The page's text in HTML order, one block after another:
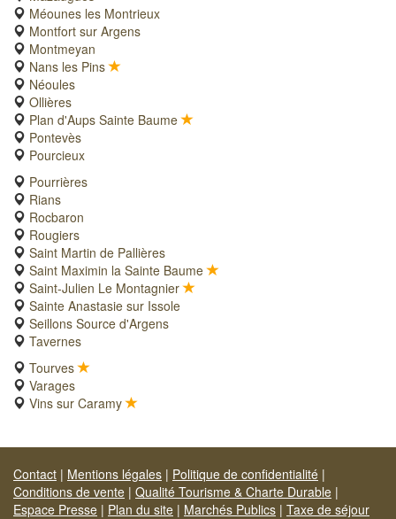
Méounes les Montrieux
Montfort sur Argens
Montmeyan
Nans les Pins
Néoules
Ollières
Plan d'Aups Sainte Baume
Pontevès
Pourcieux
Pourrières
Rians
Rocbaron
Rougiers
Saint Martin de Pallières
Saint Maximin la Sainte Baume
Saint-Julien Le Montagnier
Sainte Anastasie sur Issole
Seillons Source d'Argens
Tavernes
Tourves
Varages
Vins sur Caramy
Contact | Mentions légales | Politique de confidentialité |
Conditions de vente | Qualité Tourisme & Charte Durable |
Espace Presse | Plan du site | Marchés Publics | Taxe de séjour